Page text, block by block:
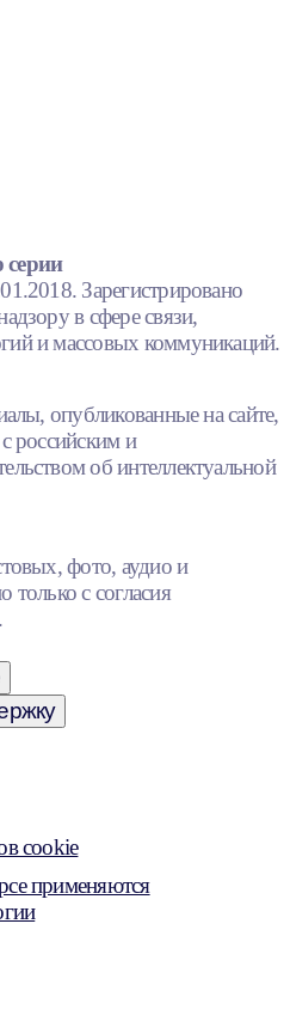
Зарегистрировано
в сфере связи,
и массовых коммуникаций.
опубликованные на сайте,
российским и
об интеллектуальной
фото, аудио и
только с согласия
cookie
применяются